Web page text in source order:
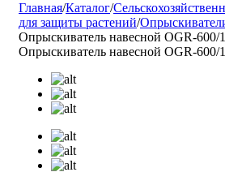
Главная/Каталог/
для защиты растений/
Опрыскиватель навесной OGR-600/
Опрыскиватель навесной OGR-600/